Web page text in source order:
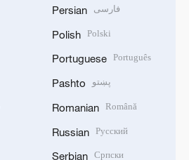
Persian فارسی
Polish Polski
Portuguese Português
Pashto پښتو
Romanian Română
Russian Русский
Serbian Српски